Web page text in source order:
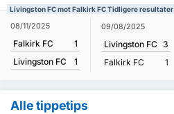
Livingston FC mot Falkirk FC Tidligere resultater
08/11/2025
Falkirk FC
1
Livingston FC
1
09/08/2025
Livingston FC 3
Falkirk FC
1
Alle tippetips